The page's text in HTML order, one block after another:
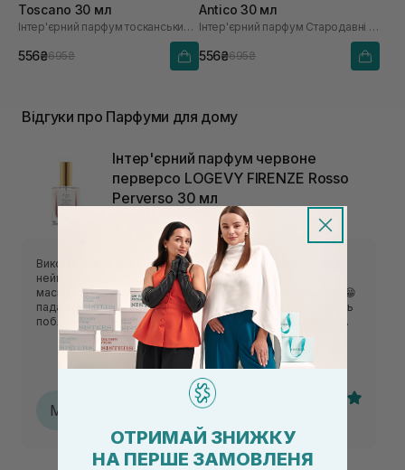
Toscano 30 мл
Інтер'єрний парфум тосканський тютюн
556₴695₴
Antico 30 мл
Інтер'єрний парфум Стародавні Етруски
556₴695₴
Відгуки про Парфуми для дому
Інтер'єрний парфум червоне
перверсо LOGEVY FIRENZE Rosso
Perverso 30 мл
Використовую ці розкішні парфуми у ванній кімнаті,запах
неймовірний,нагадує мені червоне Фраголіно🍇 Гарно
маскують неприємні запахи і що важливо, міцна упаковка😁
падали вже на плитку і не розбились💪 P.S. мої рідні живуть
поблизу Флоренції,і не знали про цей шикарний бренд)а
тепер завдяки Sisters знають😍
М
ОТРИМАЙ ЗНИЖКУ
НА ПЕРШЕ ЗАМОВЛЕНЯ